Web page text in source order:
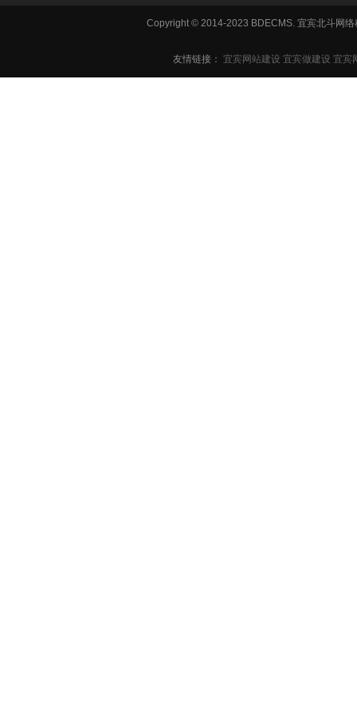
Copyright © 2014-2023 BDECMS. 宜宾北斗网
友情链接： 宜宾网站建设 宜宾做建设 宜宾